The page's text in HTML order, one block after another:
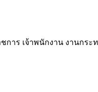
การ เจ้าพนักงาน งานกร